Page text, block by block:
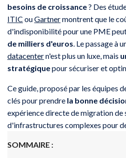
besoins de croissance? Des
ITIC ouGartnermontrent que le
d'indisponibilité pour une PME
de milliers d'euros. Le passage à
datacentern'est plus un luxe, mais
stratégiquepour sécuriser et
Ce guide, proposé par les équipes
clés pour prendre la bonne
expérience directe de migration de
d'infrastructures complexes pour
SOMMAIRE :